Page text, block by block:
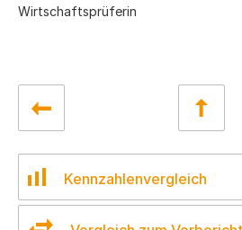
Wirtschaftsprüferin
Kennzahlenvergleich